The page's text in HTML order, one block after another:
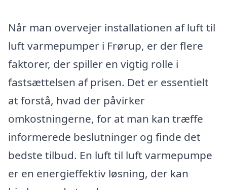
Når man overvejer installationen af luft til
luft varmepumper i Frørup, er der flere
faktorer, der spiller en vigtig rolle i
fastsættelsen af prisen. Det er essentielt
at forstå, hvad der påvirker
omkostningerne, for at man kan træffe
informerede beslutninger og finde det
bedste tilbud. En luft til luft varmepumpe
er en energieffektiv løsning, der kan